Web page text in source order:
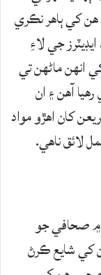
کي ٻاهر نڪري
جي لاءِ
انهن ماڻهن تي
آهن ۽ ان
کان اهڙو مواد
لائق ناهي.
صحافي جو
کي شايع ڪرڻ